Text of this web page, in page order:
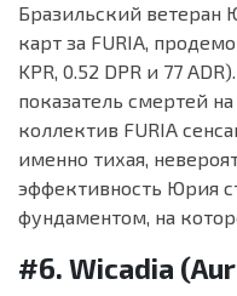
Бразильский ветеран
карт за FURIA,
KPR, 0.52 DPR и 77
показатель смертей
коллектив FURIA
именно тихая,
эффективность Юрия
фундаментом, на
#6. Wicadia